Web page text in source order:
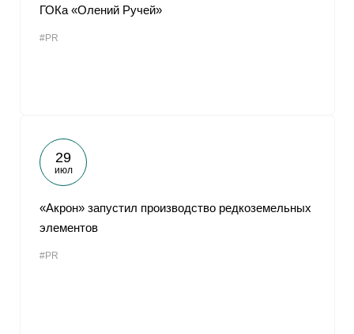
ГОКа «Олений Ручей»
#PR
29
июл
«Акрон» запустил производство редкоземельных
элементов
#PR